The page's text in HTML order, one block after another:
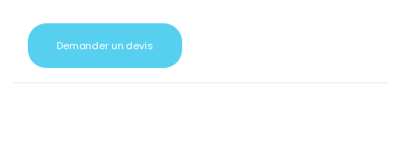
Demander un devis